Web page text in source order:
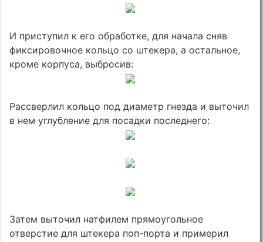
И приступил к его обработке, для начала сняв
фиксировочное кольцо со штекера, а остальное,
кроме корпуса, выбросив:
Рассверлил кольцо под диаметр гнезда и выточил
в нем углубление для посадки последнего:
Затем выточил натфилем прямоугольное
отверстие для штекера поп-порта и примерил